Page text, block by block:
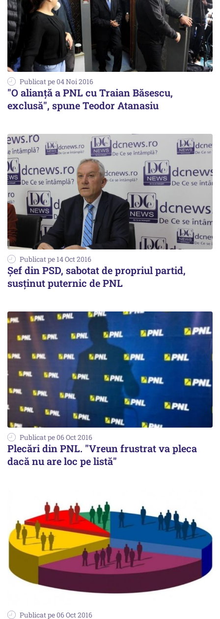
Publicat pe 04 Noi 2016
"O alianţă a PNL cu Traian Băsescu,
exclusă", spune Teodor Atanasiu
Publicat pe 14 Oct 2016
Șef din PSD, sabotat de propriul partid,
susținut puternic de PNL
Publicat pe 06 Oct 2016
Plecări din PNL. "Vreun frustrat va pleca
dacă nu are loc pe listă"
Publicat pe 06 Oct 2016